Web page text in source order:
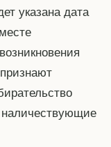
указана дата